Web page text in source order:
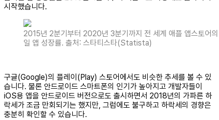
시작했습니다.
2015년 2분기부터 2020년 3분기까지 전 세계 애플 앱스토어
일 앱 성장률. 출처: 스타티스타(Statista)
구글(Google)의 플레이(Play) 스토어에서도 비슷한 추세를 볼 수 있
습니다. 물론 안드로이드 스마트폰의 인기가 높아지고 개발자들이
iOS용 앱을 안드로이드 버전으로도 출시하면서 2018년의 가파른 하
락세가 조금 만회되기는 했지만, 그럼에도 불구하고 하락세의 경향은
충분히 확인할 수 있습니다.